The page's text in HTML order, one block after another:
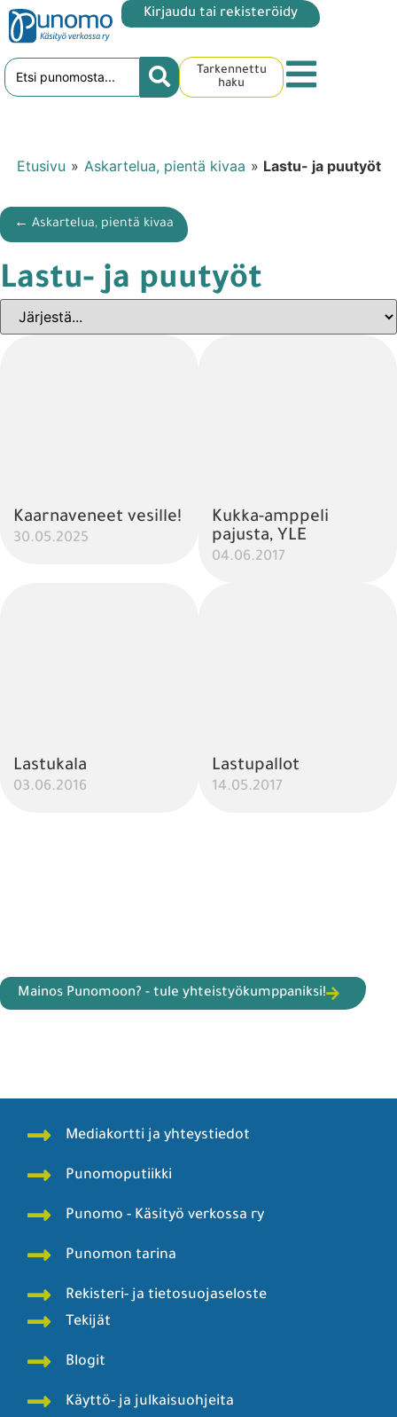
Kirjaudu tai rekisteröidy
Tarkennettu
haku
Etusivu » Askartelua, pientä kivaa » Lastu- ja puutyöt
← Askartelua, pientä kivaa
Lastu- ja puutyöt
Kaarnaveneet vesille!
30.05.2025
Kukka-amppeli
pajusta, YLE
04.06.2017
Lastukala
03.06.2016
Lastupallot
14.05.2017
Mainos Punomoon? - tule yhteistyökumppaniksi!
Mediakortti ja yhteystiedot
Punomoputiikki
Punomo - Käsityö verkossa ry
Punomon tarina
Rekisteri- ja tietosuojaseloste
Tekijät
Blogit
Käyttö- ja julkaisuohjeita